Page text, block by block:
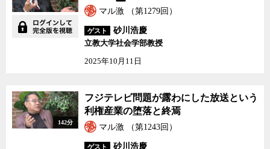
た国連総会だったと言っても過言ではない。そして、具体的な議論
の内容は、百万人単位で流出しているシリアの難民の受け入れを、
どのような形で世界が分担するかだった。
しかし、難民問題については安倍首相は会見の冒頭で一方的に日
ロイターの記者の追加質問は日本の記者クラブの基準では「掟破
り」なものだったが、世界では常識であり、それを聞かないことの
マル激 （第1279回）
ゲスト
砂川浩慶
立教大学社会学部教授
2025年10月11日
142分
フジテレビ問題が露わにした放送という
利権産業の堕落と終焉
マル激 （第1243回）
ゲスト
砂川浩慶